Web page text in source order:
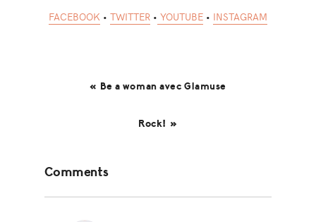
FACEBOOK • TWITTER • YOUTUBE • INSTAGRAM
« Be a woman avec Glamuse
Rock! »
Interactions
Comments